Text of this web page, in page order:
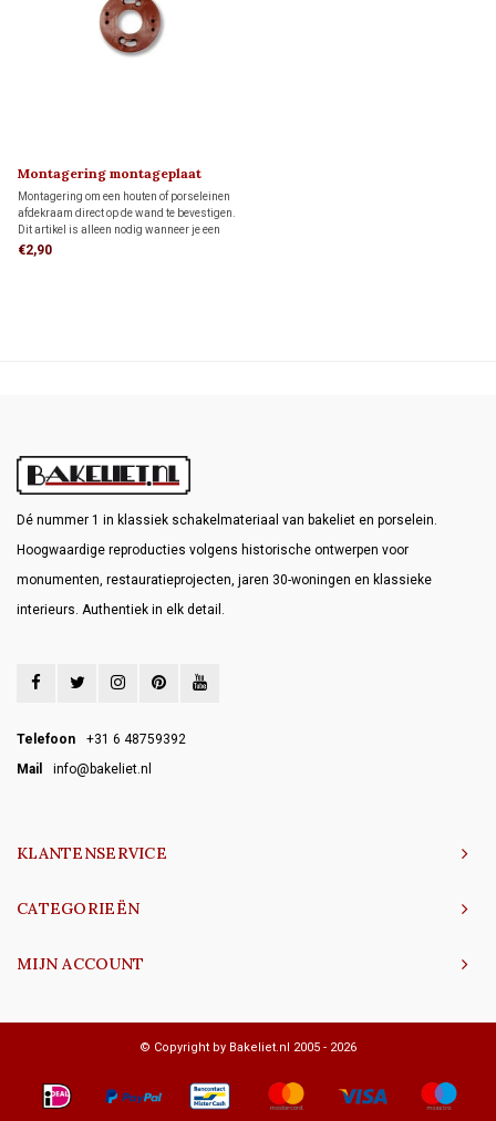
Montagering montageplaat
Montagering om een houten of porseleinen
afdekraam direct op de wand te bevestigen.
Dit artikel is alleen nodig wanneer je een
FONTINI-afdekraam als montageplaat voor
€2,90
Dé nummer 1 in klassiek schakelmateriaal van bakeliet en porselein.
Hoogwaardige reproducties volgens historische ontwerpen voor
monumenten, restauratieprojecten, jaren 30-woningen en klassieke
interieurs. Authentiek in elk detail.
Telefoon
+31 6 48759392
Mail
info@bakeliet.nl
KLANTENSERVICE
CATEGORIEËN
MIJN ACCOUNT
© Copyright by Bakeliet.nl 2005 - 2026